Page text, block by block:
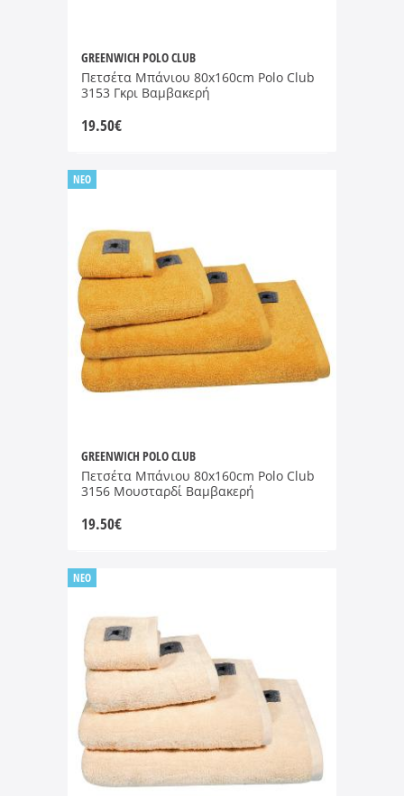
GREENWICH POLO CLUB
Πετσέτα Μπάνιου 80x160cm Polo Club
3153 Γκρι Βαμβακερή
19.50€
GREENWICH POLO CLUB
Πετσέτα Μπάνιου 80x160cm Polo Club
3156 Μουσταρδί Βαμβακερή
19.50€
NEO
NEO